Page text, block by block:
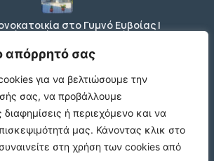
απόρρητό σας
για να βελτιώσουμε την
σας, να προβάλλουμε
ή περιεχόμενο και να
μας. Κάνοντας κλικ στο
στη χρήση των cookies από
στο Γυμνό Ευβοίας |
σε Θάλασσα & Βουνό
€52 /μήνα
ΔΙΑΜΕΡΙΣΜΑΤΟΣ ΧΑΡΙΛΑΟΥ
ΘΕΣΣΑΛΟΝΙΚΗ
€600 /μήνα